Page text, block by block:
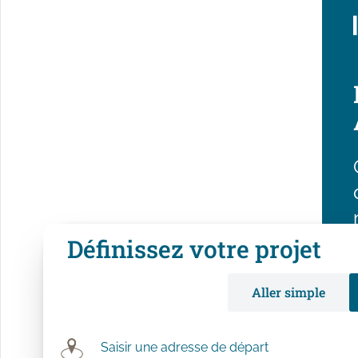
Définissez votre projet
Aller simple